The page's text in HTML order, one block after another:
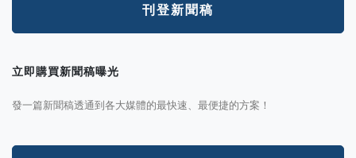
刊登新聞稿
立即購買新聞稿曝光
發一篇新聞稿透通到各大媒體的最快速、最便捷的方案！